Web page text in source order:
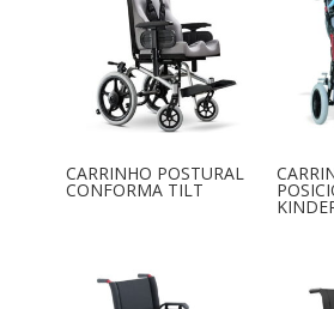
CARRINHO POSTURAL
CONFORMA TILT